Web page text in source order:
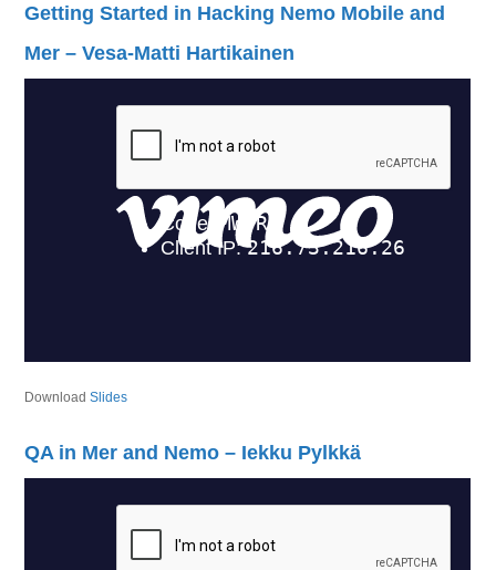
Getting Started in Hacking Nemo Mobile and
Mer – Vesa-Matti Hartikainen
DownloadSlides
QA in Mer and Nemo – Iekku Pylkkä